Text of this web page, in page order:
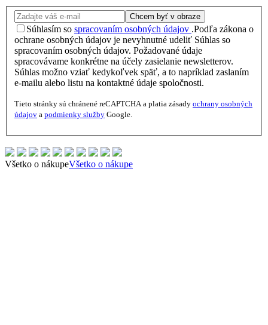
Chcem byť v obraze
Súhlasím so spracovaním osobných údajov .Podľa zákona o
ochrane osobných údajov je nevyhnutné udeliť Súhlas so
spracovaním osobných údajov. Požadované údaje
spracovávame konkrétne na účely zasielanie newsletterov.
Súhlas možno vziať kedykoľvek späť, a to napríklad zaslaním
e-mailu alebo listu na kontaktné údaje spoločnosti.
Tieto stránky sú chránené reCAPTCHA a platia zásady ochrany osobných
údajov a podmienky služby Google.
Všetko o nákupeVšetko o nákupe